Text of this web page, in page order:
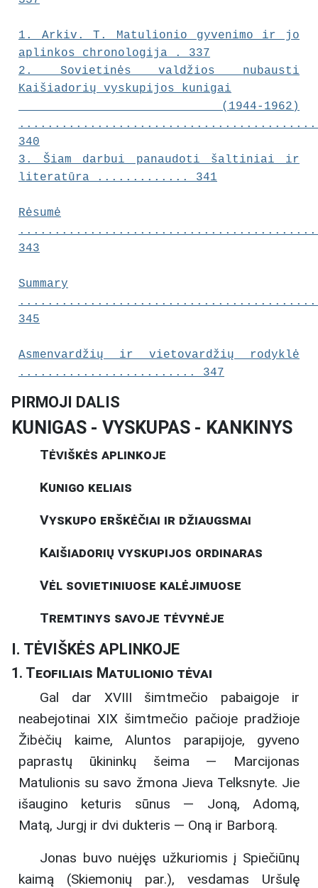
1. Arkiv. T. Matulionio gyvenimo ir jo
aplinkos chronologija . 337
2. Sovietinės valdžios nubausti
Kaišiadorių vyskupijos kunigai
(1944-1962)
340
3. Šiam darbui panaudoti šaltiniai ir
literatūra ............. 341
Rėsumė
343
Summary
345
Asmenvardžių ir vietovardžių rodyklė
......................... 347
PIRMOJI DALIS
KUNIGAS - VYSKUPAS - KANKINYS
Tėviškės aplinkoje
Kunigo keliais
Vyskupo erškėčiai ir džiaugsmai
Kaišiadorių vyskupijos ordinaras
Vėl sovietiniuose kalėjimuose
Tremtinys savoje tėvynėje
I. TĖVIŠKĖS APLINKOJE
1. Teofiliais Matulionio tėvai
Gal dar XVIII šimtmečio pabaigoje ir
neabejotinai XIX šimtmečio pačioje pradžioje
Žibėčių kaime, Aluntos parapijoje, gyveno
paprastų ūkininkų šeima — Marcijonas
Matulionis su savo žmona Jieva Telksnyte. Jie
išaugino keturis sūnus — Joną, Adomą,
Matą, Jurgį ir dvi dukteris — Oną ir Barborą.
Jonas buvo nuėjęs užkuriomis į Spiečiūnų
kaimą (Skiemonių par.), vesdamas Uršulę